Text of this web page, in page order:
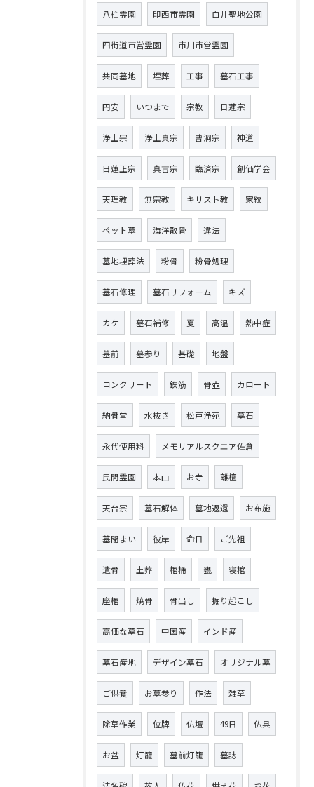
八柱霊園 印西市霊園 白井聖地公園
四街道市営霊園 市川市営霊園
共同墓地 埋葬 工事 墓石工事
円安 いつまで 宗教 日蓮宗
浄土宗 浄土真宗 曹洞宗 神道
日蓮正宗 真言宗 臨済宗 創価学会
天理教 無宗教 キリスト教 家紋
ペット墓 海洋散骨 違法
墓地埋葬法 粉骨 粉骨処理
墓石修理 墓石リフォーム キズ
カケ 墓石補修 夏 高温 熱中症
墓前 墓参り 基礎 地盤
コンクリート 鉄筋 骨壺 カロート
納骨堂 水抜き 松戸浄苑 墓石
永代使用料 メモリアルスクエア佐倉
民間霊園 本山 お寺 離檀
天台宗 墓石解体 墓地返還 お布施
墓閉まい 彼岸 命日 ご先祖
遺骨 土葬 棺桶 甕 寝棺
座棺 焼骨 骨出し 掘り起こし
高価な墓石 中国産 インド産
墓石産地 デザイン墓石 オリジナル墓
ご供養 お墓参り 作法 雑草
除草作業 位牌 仏壇 49日 仏具
お盆 灯籠 墓前灯籠 墓誌